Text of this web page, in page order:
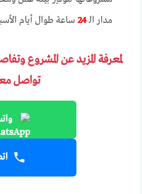
مدار الـ24 ساعة طوال أيام
لمعرفة المزيد عن المشروع
تواصل